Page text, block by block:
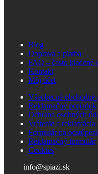
Blog
Doprava a platba
FAQ – často kladené
Kontakt
Môj účet
Všeobecné
Reklamačný poriadok
Ochrana osobných
Vrátenie a reklamácia
Formulár na
Reklamačný formulár
Cookies
info@spiazi.sk